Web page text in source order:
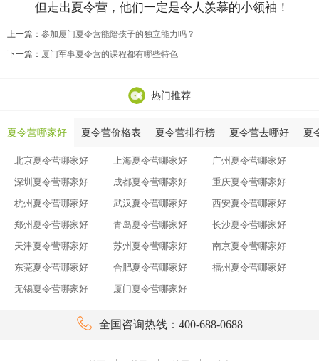
但走出夏令营，他们一定是令人羡慕的小领袖！
上一篇： 参加厦门夏令营能陪孩子的独立能力吗？
下一篇： 厦门军事夏令营的课程都有哪些特色
热门推荐
夏令营哪家好 夏令营价格表 夏令营排行榜 夏令营去哪好 夏
北京夏令营哪家好 上海夏令营哪家好
广州夏令营哪家好
深圳夏令营哪家好
成都夏令营哪家好
重庆夏令营哪家好
杭州夏令营哪家好
武汉夏令营哪家好
西安夏令营哪家好
郑州夏令营哪家好
青岛夏令营哪家好
长沙夏令营哪家好
天津夏令营哪家好
苏州夏令营哪家好
南京夏令营哪家好
东莞夏令营哪家好
合肥夏令营哪家好
福州夏令营哪家好
无锡夏令营哪家好
厦门夏令营哪家好
 全国咨询热线：400-688-0688